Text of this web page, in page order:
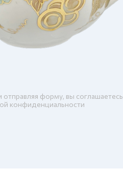
отправляя форму, вы соглашаетесь
конфиденциальности